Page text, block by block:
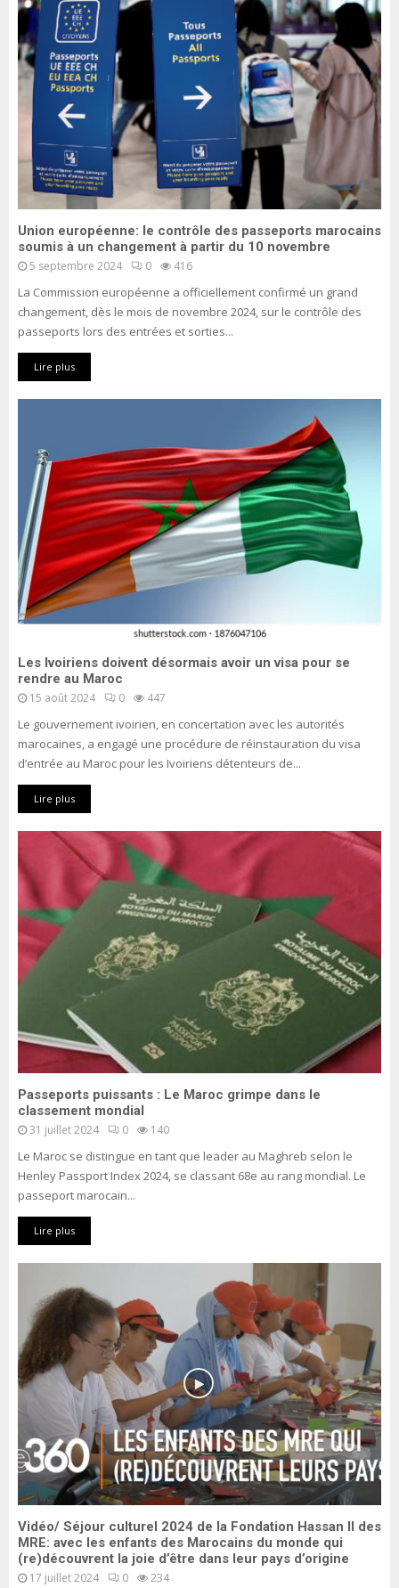
Union européenne: le contrôle des passeports marocains
soumis à un changement à partir du 10 novembre
5 septembre 2024 0 416
La Commission européenne a officiellement confirmé un grand
changement, dès le mois de novembre 2024, sur le contrôle des
passeports lors des entrées et sorties...
Lire plus
Les Ivoiriens doivent désormais avoir un visa pour se
rendre au Maroc
15 août 2024 0 447
Le gouvernement ivoirien, en concertation avec les autorités
marocaines, a engagé une procédure de réinstauration du visa
d’entrée au Maroc pour les Ivoiriens détenteurs de...
Lire plus
Passeports puissants : Le Maroc grimpe dans le
classement mondial
31 juillet 2024 0 140
Le Maroc se distingue en tant que leader au Maghreb selon le
Henley Passport Index 2024, se classant 68e au rang mondial. Le
passeport marocain...
Lire plus
Vidéo/ Séjour culturel 2024 de la Fondation Hassan II des
MRE: avec les enfants des Marocains du monde qui
(re)découvrent la joie d’être dans leur pays d’origine
17 juillet 2024 0 234